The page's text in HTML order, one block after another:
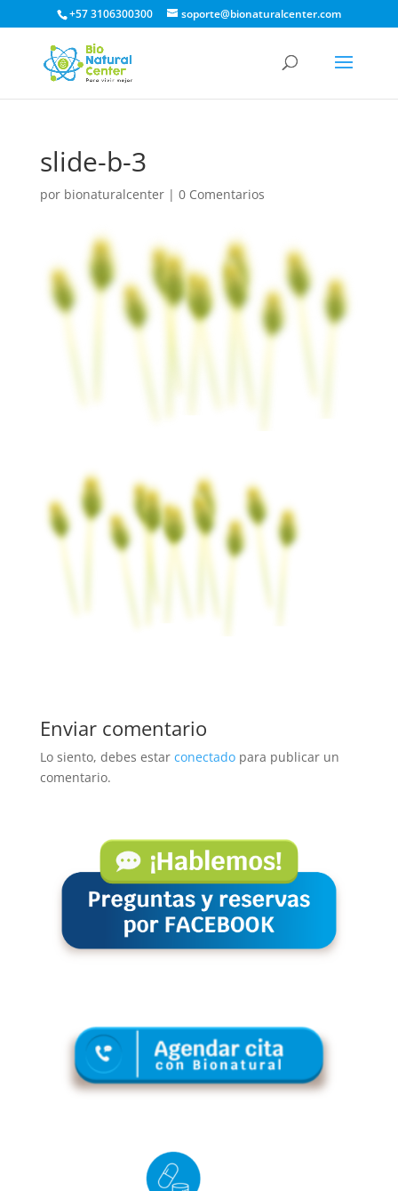
+57 3106300300 soporte@bionaturalcenter.com
slide-b-3
por bionaturalcenter| 0 Comentarios
Enviar comentario
Lo siento, debes estar conectadopara publicar un
comentario.